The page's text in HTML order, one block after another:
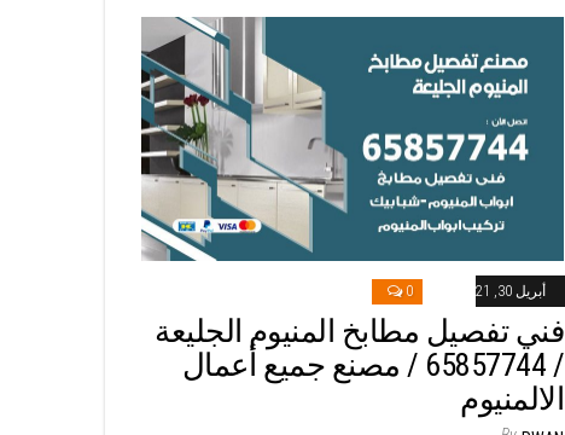
أبريل 30, 2021 0
فني تفصيل مطابخ المنيوم الجليعة
/ 65857744 / مصنع جميع أعمال
الالمنيوم